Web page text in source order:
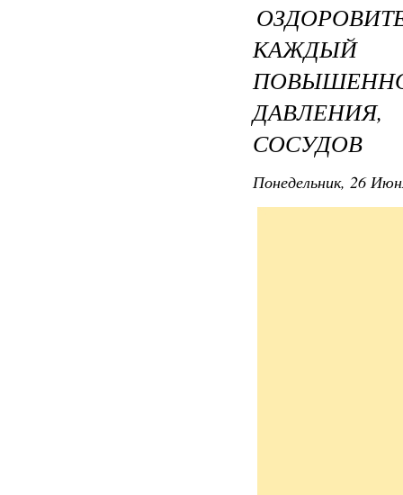
КАЖДЫЙ
СОСУДОВ
Понедельник, 26